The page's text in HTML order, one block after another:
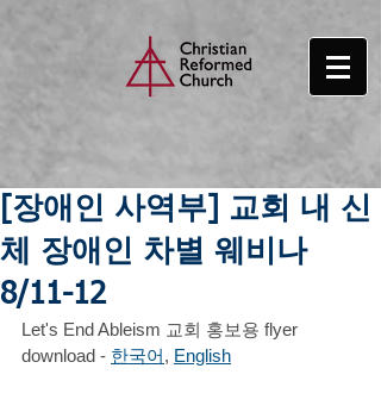
[장애인 사역부] 교회 내 신
체 장애인 차별 웨비나
8/11-12
Let's End Ableism 교회 홍보용 flyer
download - 한국어, English